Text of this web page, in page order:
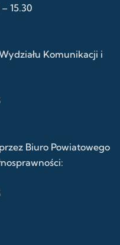
15.30
Komunikacji i
Biuro Powiatowego